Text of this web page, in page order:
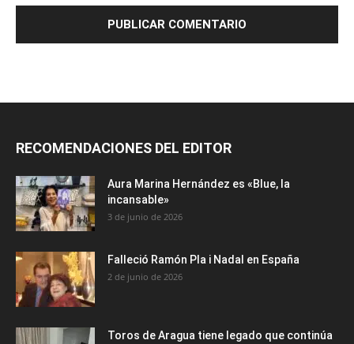
RECOMENDACIONES DEL EDITOR
Aura Marina Hernández es «Blue, la
incansable»
3 de junio de 2026
Falleció Ramón Pla i Nadal en España
2 de junio de 2026
Toros de Aragua tiene legado que continúa